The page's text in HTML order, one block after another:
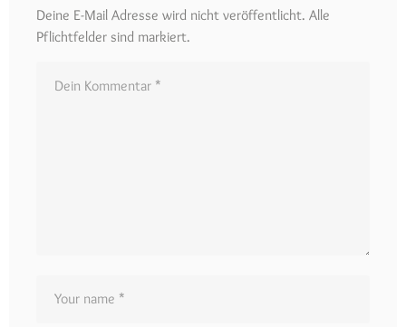
Deine E-Mail Adresse wird nicht veröffentlicht. Alle
Pflichtfelder sind markiert.